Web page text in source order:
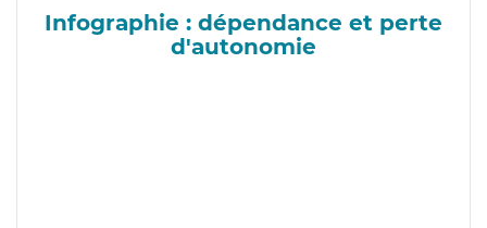
Infographie : dépendance et perte
d'autonomie